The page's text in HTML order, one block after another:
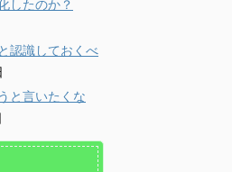
新情報：「頑張るより
も、楽しむ方が優秀に。
在能力は、楽しんで発
揮する。」に雑談動画を
追加しました。
したのか？
認識しておくべ
と言いたくな